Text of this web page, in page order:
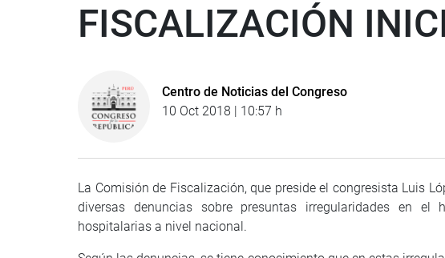
FISCALIZACIÓN
Centro de Noticias del Congreso
10 Oct 2018 | 10:57 h
La Comisión de Fiscalización, que preside el congresista Luis
diversas denuncias sobre presuntas irregularidades en el
hospitalarias a nivel nacional.